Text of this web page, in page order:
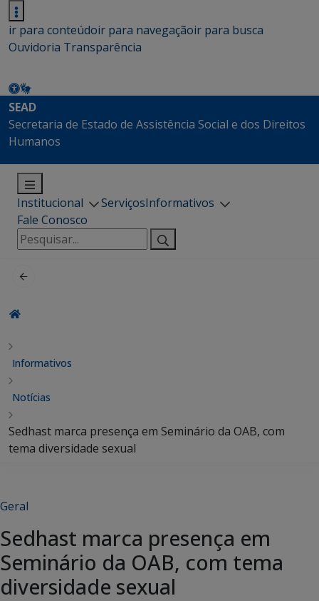
ir para conteúdoir para navegaçãoir para busca
Ouvidoria Transparência
SEAD
Secretaria de Estado de Assistência Social e dos Direitos
Humanos
Institucional ServiçosInformativos
Fale Conosco
Pesquisar
por:
Informativos
Notícias
Sedhast marca presença em Seminário da OAB, com
tema diversidade sexual
Geral
Sedhast marca presença em
Seminário da OAB, com tema
diversidade sexual